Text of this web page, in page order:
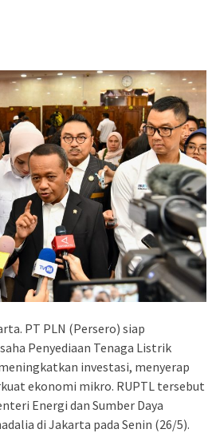
PT PLN (Persero) siap
Penyediaan Tenaga Listrik
investasi, menyerap
ekonomi mikro. RUPTL tersebut
Energi dan Sumber Daya
di Jakarta pada Senin (26/5).